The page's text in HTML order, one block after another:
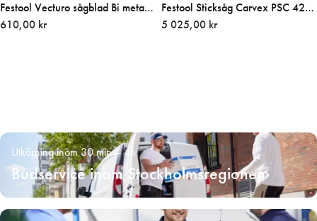
Festool Vecturo sågblad Bi metall
42mm UTGÅR!
610,00 kr
Festool Sticksåg Carvex PSC 420
Li EB-Basic (Utgår)
5 025,00 kr
Utkörning inom 30 min – 4h
Budservice inom Stockholmsregionen